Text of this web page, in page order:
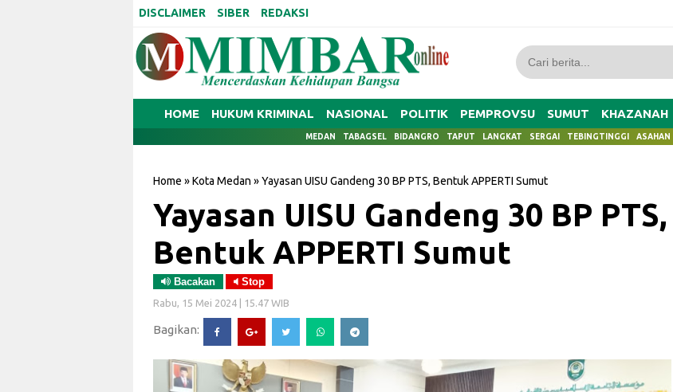
DISCLAIMER SIBER REDAKSI
HOME HUKUM KRIMINAL NASIONAL POLITIK PEMPROVSU SUMUT KHAZANAH
MEDAN TABAGSEL BIDANGRO TAPUT LANGKAT SERGAI TEBINGTINGGI ASAHAN
Home »Kota Medan »Yayasan UISU Gandeng 30 BP PTS, Bentuk APPERTI Sumut
Yayasan UISU Gandeng 30 BP PTS,
Bentuk APPERTI Sumut
Bacakan Stop
Rabu, 15 Mei 2024 | 15.47 WIB
Bagikan: